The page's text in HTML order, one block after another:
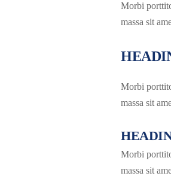
Morbi
massa sit
Morbi
massa sit
Morbi
massa sit